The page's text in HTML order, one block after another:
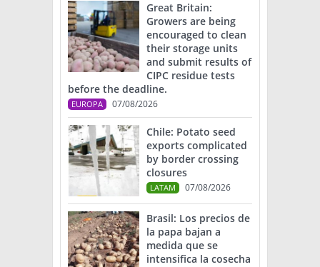
Great Britain:
Growers are being
encouraged to clean
their storage units
and submit results of
CIPC residue tests
before the deadline.
EUROPA 07/08/2026
Chile: Potato seed
exports complicated
by border crossing
closures
LATAM 07/08/2026
Brasil: Los precios de
la papa bajan a
medida que se
intensifica la cosecha